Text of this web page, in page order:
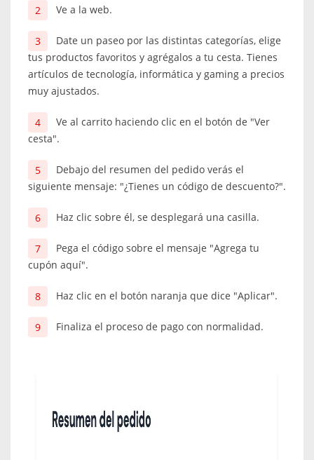
Ve a la web.
Date un paseo por las distintas categorías, elige
tus productos favoritos y agrégalos a tu cesta. Tienes
artículos de tecnología, informática y gaming a precios
muy ajustados.
Ve al carrito haciendo clic en el botón de "Ver
cesta".
Debajo del resumen del pedido verás el
siguiente mensaje: "¿Tienes un código de descuento?".
Haz clic sobre él, se desplegará una casilla.
Pega el código sobre el mensaje "Agrega tu
cupón aquí".
Haz clic en el botón naranja que dice "Aplicar".
Finaliza el proceso de pago con normalidad.